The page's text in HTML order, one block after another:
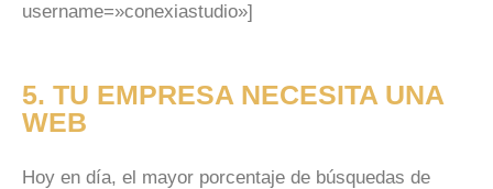
username=»conexiastudio»]
5. TU EMPRESA NECESITA UNA
WEB
Hoy en día, el mayor porcentaje de búsquedas de